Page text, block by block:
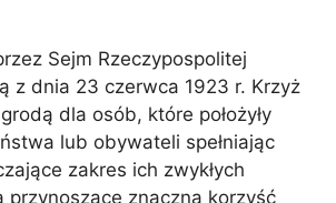
Sejm Rzeczypospolitej
z dnia 23 czerwca 1923 r. Krzyż
dla osób, które położyły
lub obywateli spełniając
zakres ich zwykłych
przynoszące znaczną korzyść